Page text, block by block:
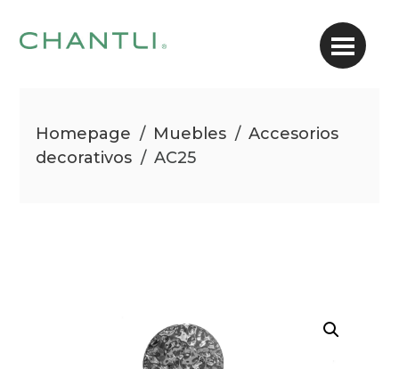
Homepage / Muebles / Accesorios
decorativos / AC25